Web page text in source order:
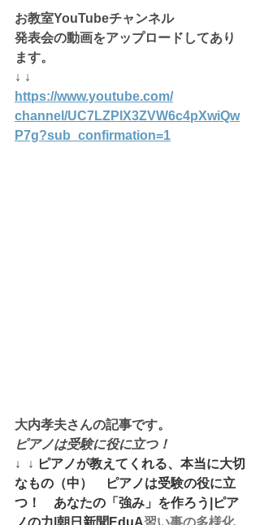
お教室YouTubeチャンネル
発表会の動画をアップロードしてあり
ます。
↓ ↓
https://www.youtube.com/
channel/UC7LZPlX3ZVW6c4pXwiQw
P7g?sub_confirmation=1
大内孝夫さんの記事です。
ピアノは受験に役に立つ！
↓  ↓ ピアノが教えてくれる、本当に大切
なもの（中）　ピアノは受験の役に立
つ！　あなたの「強み」を作ろう|ピア